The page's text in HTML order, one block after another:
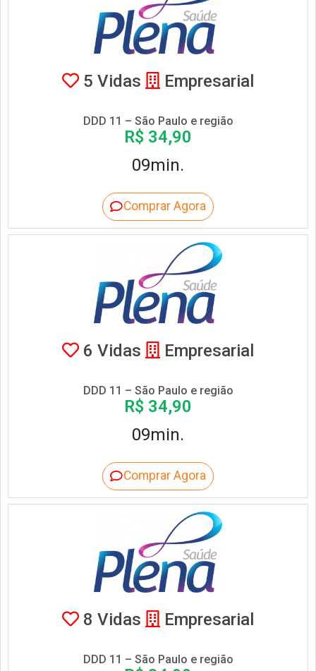
5 Vidas Empresarial
DDD 11 – São Paulo e região
R$ 34,90
09min.
Comprar Agora
6 Vidas Empresarial
DDD 11 – São Paulo e região
R$ 34,90
09min.
Comprar Agora
8 Vidas Empresarial
DDD 11 – São Paulo e região